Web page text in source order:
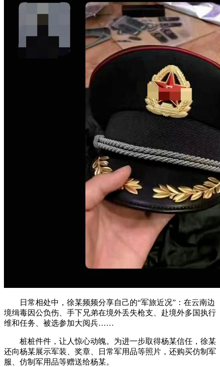
日常相处中，徐某频频分享自己的“军旅近况”：在云南边
境缉毒因公负伤、手下兄弟在境外丢失枪支、赴境外多国执行
维和任务、被选参加大阅兵……
桩桩件件，让人惊心动魄。为进一步取得杨某信任，徐某
还向杨某展示军装、奖章、日常军用品等照片，还购买仿制军
服、仿制军用品等赠送给杨某。